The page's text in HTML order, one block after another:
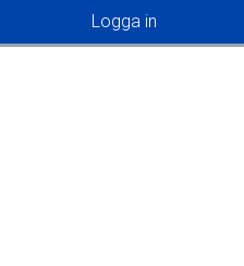
Logga in